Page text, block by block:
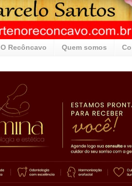
O Recôncavo Quem somos